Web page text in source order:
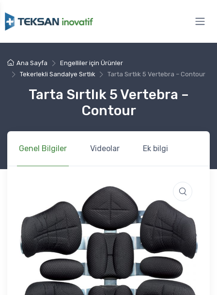
Ana Sayfa
Engelliler için Ürünler
Tekerlekli Sandalye Sırtlık
Tarta Sırtlık 5 Vertebra – Contour
Tarta Sırtlık 5 Vertebra –
Contour
Genel Bilgiler Videolar Ek bilgi